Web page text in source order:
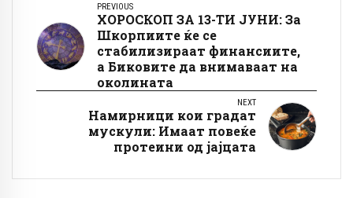
PREVIOUS
ХОРОСКОП ЗА 13-ТИ ЈУНИ: За
Шкорпиите ќе се
стабилизираат финансиите,
а Биковите да внимаваат на
околината
NEXT
Намирници кои градат
мускули: Имаат повеќе
протеини од јајцата